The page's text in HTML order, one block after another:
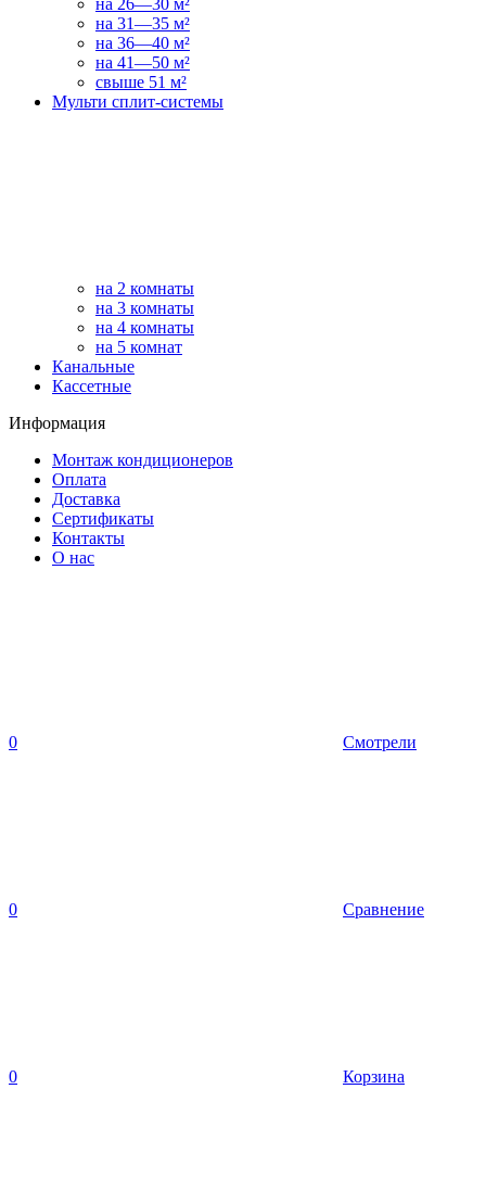
на 26—30 м²
на 31—35 м²
на 36—40 м²
на 41—50 м²
свыше 51 м²
Мульти сплит-системы
на 2 комнаты
на 3 комнаты
на 4 комнаты
на 5 комнат
Канальные
Кассетные
Информация
Монтаж кондиционеров
Оплата
Доставка
Сертификаты
Контакты
О нас
0 Смотрели
0 Сравнение
0 Корзина